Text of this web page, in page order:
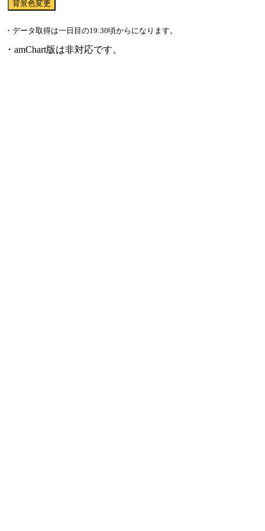
・データ取得は一日目の19:30頃からになります。
・amChart版は非対応です。